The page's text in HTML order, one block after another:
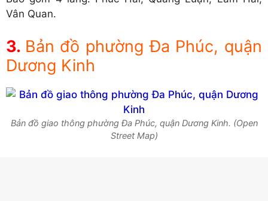
Vân Quan.
Bản đồ phường Đa Phúc, quận
Dương Kinh
Bản đồ giao thông phường Đa Phúc, quận Dương Kinh. (Open
Street Map)